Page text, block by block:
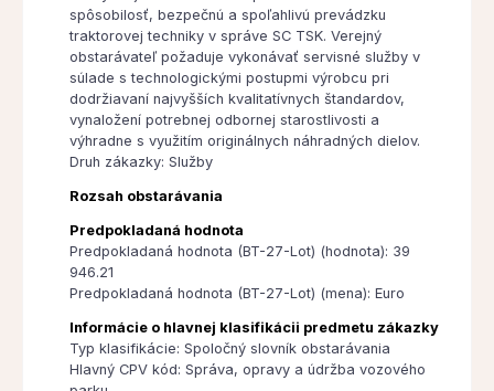
spôsobilosť, bezpečnú a spoľahlivú prevádzku
traktorovej techniky v správe SC TSK. Verejný
obstarávateľ požaduje vykonávať servisné služby v
súlade s technologickými postupmi výrobcu pri
dodržiavaní najvyšších kvalitatívnych štandardov,
vynaložení potrebnej odbornej starostlivosti a
výhradne s využitím originálnych náhradných dielov.
Druh zákazky: Služby
Rozsah obstarávania
Predpokladaná hodnota
Predpokladaná hodnota (BT-27-Lot) (hodnota): 39
946.21
Predpokladaná hodnota (BT-27-Lot) (mena): Euro
Informácie o hlavnej klasifikácii predmetu zákazky
Typ klasifikácie: Spoločný slovník obstarávania
Hlavný CPV kód: Správa, opravy a údržba vozového